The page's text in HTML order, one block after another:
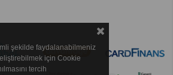
şekilde faydalanabilmeniz
için Cookie
tercih